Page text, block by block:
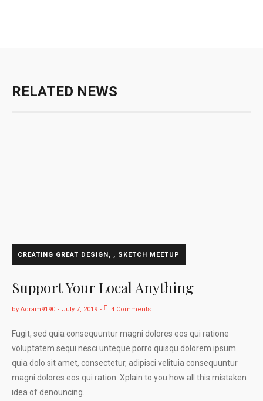
RELATED NEWS
CREATING GREAT DESIGN , SKETCH MEETUP
Support Your Local Anything
by Adram9190 July 7, 2019 4 Comments
Fugit, sed quia consequuntur magni dolores eos qui ratione
voluptatem sequi nesci unteque porro quisqu dolorem ipsum
quia dolo sit amet, consectetur, adipisci velituia consequuntur
magni dolores eos qui ration. Xplain to you how all this mistaken
idea of denouncing.